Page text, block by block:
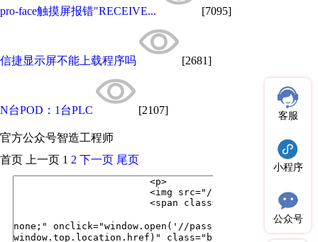
pro-face触摸屏报错"RECEIVE... [7095]
信捷显示屏不能上载程序吗 [2681]
N台POD：1台PLC [2107]
官方公众号智造工程师
客服
小程序
公众号
首页 上一页 1 2 下一页 尾页